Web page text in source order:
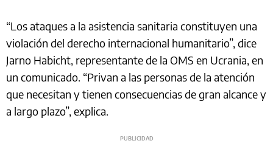
“Los ataques a la asistencia sanitaria constituyen una
violación del derecho internacional humanitario”, dice
Jarno Habicht, representante de la OMS en Ucrania, en
un comunicado. “Privan a las personas de la atención
que necesitan y tienen consecuencias de gran alcance y
a largo plazo”, explica.